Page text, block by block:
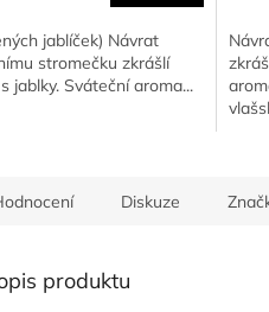
jablíček) Návrat
stromečku zkrášlí
jablky. Sváteční aroma...
Diskuze
produktu